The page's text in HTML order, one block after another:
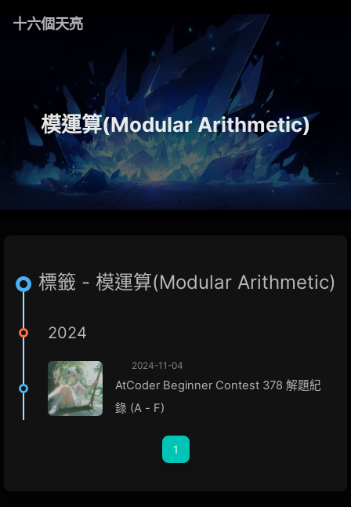
十六個天亮
模運算(Modular Arithmetic)
標籤 - 模運算(Modular Arithmetic)
2024
2024-11-04
AtCoder Beginner Contest 378 解題紀
錄 (A - F)
1